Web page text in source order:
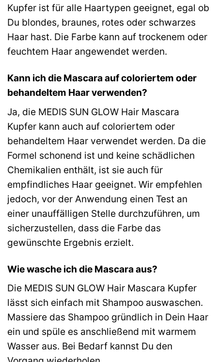
Kupfer ist für alle Haartypen geeignet, egal ob
Du blondes, braunes, rotes oder schwarzes
Haar hast. Die Farbe kann auf trockenem oder
feuchtem Haar angewendet werden.
Kann ich die Mascara auf coloriertem oder
behandeltem Haar verwenden?
Ja, die MEDIS SUN GLOW Hair Mascara
Kupfer kann auch auf coloriertem oder
behandeltem Haar verwendet werden. Da die
Formel schonend ist und keine schädlichen
Chemikalien enthält, ist sie auch für
empfindliches Haar geeignet. Wir empfehlen
jedoch, vor der Anwendung einen Test an
einer unauffälligen Stelle durchzuführen, um
sicherzustellen, dass die Farbe das
gewünschte Ergebnis erzielt.
Wie wasche ich die Mascara aus?
Die MEDIS SUN GLOW Hair Mascara Kupfer
lässt sich einfach mit Shampoo auswaschen.
Massiere das Shampoo gründlich in Dein Haar
ein und spüle es anschließend mit warmem
Wasser aus. Bei Bedarf kannst Du den